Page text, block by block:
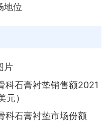
地位
片
科石膏衬垫销售额2021
）
科石膏衬垫市场份额